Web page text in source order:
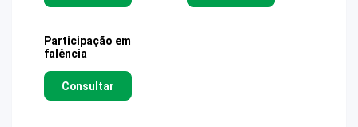
Participação em
falência
Consultar